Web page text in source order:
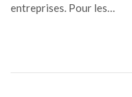
entreprises. Pour les…